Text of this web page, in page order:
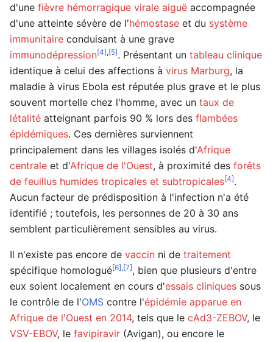
d'une fièvre hémorragique virale aiguë accompagnée
d'une atteinte sévère de l'hémostase et du système
immunitaire conduisant à une grave
immunodépression[4],[5]. Présentant un tableau clinique
identique à celui des affections à virus Marburg, la
maladie à virus Ebola est réputée plus grave et le plus
souvent mortelle chez l'homme, avec un taux de
létalité atteignant parfois 90 % lors des flambées
épidémiques. Ces dernières surviennent
principalement dans les villages isolés d'Afrique
centrale et d'Afrique de l'Ouest, à proximité des forêts
de feuillus humides tropicales et subtropicales[4].
Aucun facteur de prédisposition à l'infection n'a été
identifié ; toutefois, les personnes de 20 à 30 ans
semblent particulièrement sensibles au virus.
Il n'existe pas encore de vaccin ni de traitement
spécifique homologué[6],[7], bien que plusieurs d'entre
eux soient localement en cours d'essais cliniques sous
le contrôle de l'OMS contre l'épidémie apparue en
Afrique de l'Ouest en 2014, tels que le cAd3-ZEBOV, le
VSV-EBOV, le favipiravir (Avigan), ou encore le